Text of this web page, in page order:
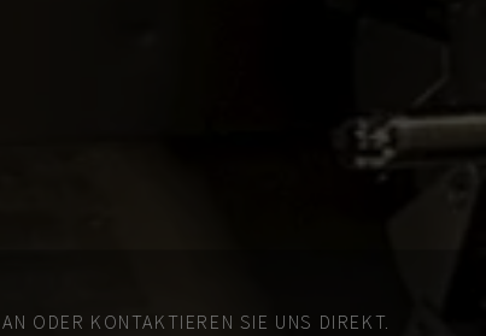
ODER KONTAKTIEREN SIE UNS DIREKT.